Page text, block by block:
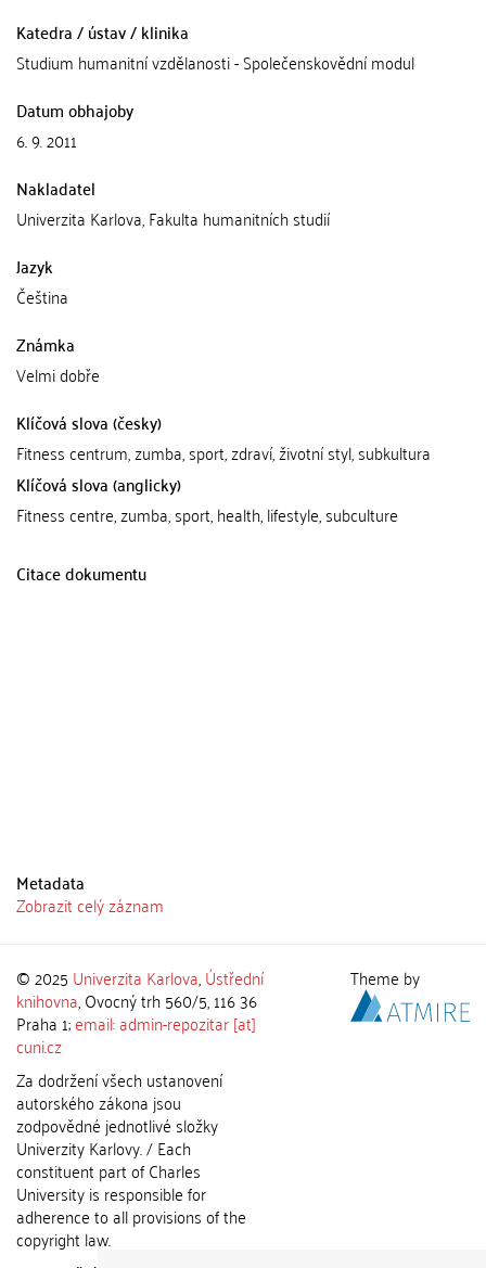
Katedra / ústav / klinika
Studium humanitní vzdělanosti - Společenskovědní modul
Datum obhajoby
6. 9. 2011
Nakladatel
Univerzita Karlova, Fakulta humanitních studií
Jazyk
Čeština
Známka
Velmi dobře
Klíčová slova (česky)
Fitness centrum, zumba, sport, zdraví, životní styl, subkultura
Klíčová slova (anglicky)
Fitness centre, zumba, sport, health, lifestyle, subculture
Citace dokumentu
Metadata
Zobrazit celý záznam
© 2025 Univerzita Karlova,Ústřední
knihovna, Ovocný trh 560/5, 116 36
Praha 1;email: admin-repozitar [at]
cuni.cz
Za dodržení všech ustanovení
autorského zákona jsou
zodpovědné jednotlivé složky
Univerzity Karlovy. / Each
constituent part of Charles
University is responsible for
adherence to all provisions of the
copyright law.
Theme by